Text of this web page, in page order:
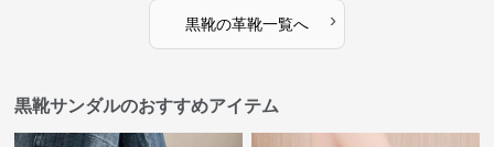
黒靴の革靴一覧へ ›
黒靴サンダルのおすすめアイテム